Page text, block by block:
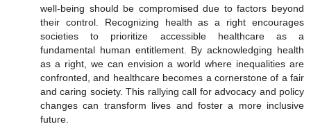
well-being should be compromised due to factors beyond
their control. Recognizing health as a right encourages
societies to prioritize accessible healthcare as a
fundamental human entitlement. By acknowledging health
as a right, we can envision a world where inequalities are
confronted, and healthcare becomes a cornerstone of a fair
and caring society. This rallying call for advocacy and policy
changes can transform lives and foster a more inclusive
future.